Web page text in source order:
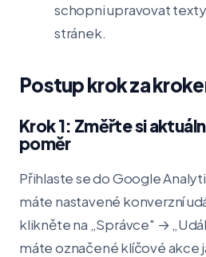
schopni upravovat
stránek.
Postup krok za
Krok 1: Změřte si
poměr
Přihlaste se do Google
máte nastavené konverzní
klikněte na „Správce" →
máte označené klíčové akce